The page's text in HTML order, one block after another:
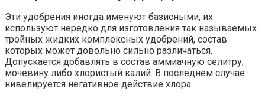
Эти удобрения иногда именуют базисными, их
используют нередко для изготовления так называемых
тройных жидких комплексных удобрений, состав
которых может довольно сильно различаться.
Допускается добавлять в состав аммиачную селитру,
мочевину либо хлористый калий. В последнем случае
нивелируется негативное действие хлора.